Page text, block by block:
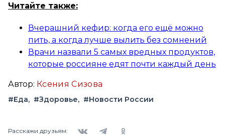
Читайте также:
Вчерашний кефир: когда его ещё можно
пить, а когда лучше вылить без сомнений
Врачи назвали 5 самых вредных продуктов,
которые россияне едят почти каждый день
Автор: Ксения Сизова
#Еда #Здоровье #Новости России
Расскажи друзьям: